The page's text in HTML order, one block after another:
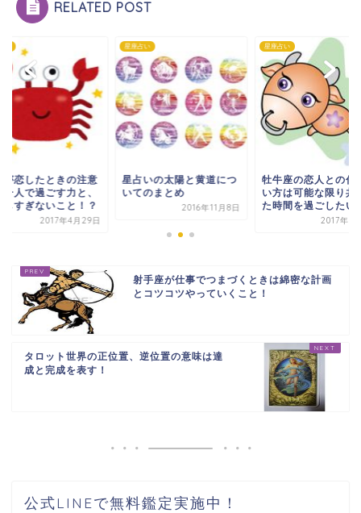
RELATED POST
が恋したときの注意
一人で過ごす力と、
しすぎないこと！？
2017年4月29日
星座占い
星占いの太陽と黄道につ
いてのまとめ
2016年11月8日
星座占い
牡牛座の恋人との付
い方は可能な限り共
た時間を過ごしたい
2017年3
射手座が仕事でつまづくときは綿密な計画
とコツコツやっていくこと！
タロット世界の正位置、逆位置の意味は達
成と完成を表す！
公式LINEで無料鑑定実施中！